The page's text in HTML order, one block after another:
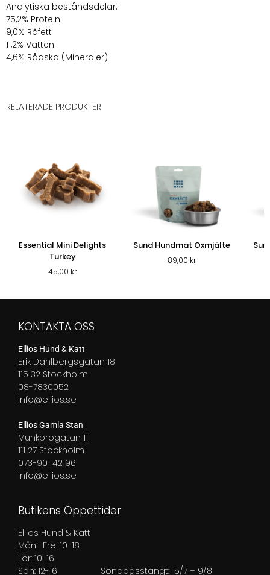
Analytiska beståndsdelar:
75,2% Protein
9,0% Råfett
11,2% Vatten
4,6% Råaska (Mineraler)
RELATERADE PRODUKTER
Essential Mini Delights
Turkey
45,00 kr
Sund Hundmat Oxmjälte
89,00 kr
KONTAKTA OSS
Ellios Hund & Katt
Erik Dahlbergsgatan 18
115 32 Stockholm
08-7830052
info@ellios.se
Ellios Gamla Stan
Munkbrogatan 11
111 27 Stockholm
073-901 42 96
info@ellios.se
Butikens Öppettider
Ellios Hund & Katt
Mån- Fre: 10-18
Lör: 10-16
Sön: 12-16 Söndagsstängt: 5/7 – 9/8